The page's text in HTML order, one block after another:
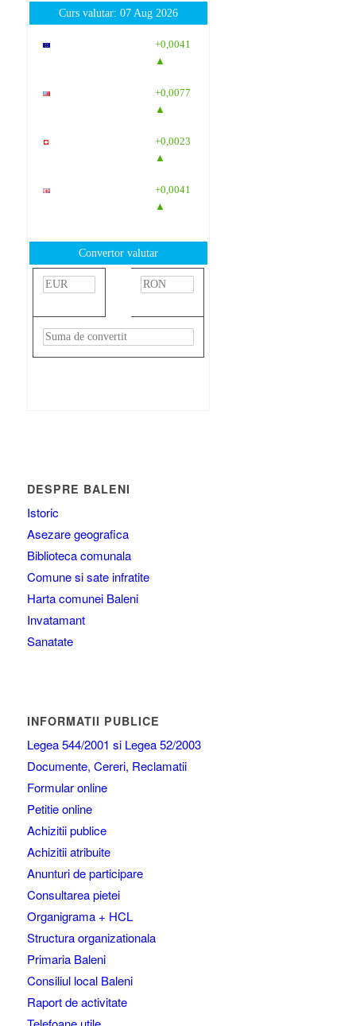
Curs valutar: 07 Aug 2026
+0,0041
▲
+0,0077
▲
+0,0023
▲
+0,0041
▲
Convertor valutar
DESPRE BALENI
Istoric
Asezare geografica
Biblioteca comunala
Comune si sate infratite
Harta comunei Baleni
Invatamant
Sanatate
INFORMATII PUBLICE
Legea 544/2001 si Legea 52/2003
Documente, Cereri, Reclamatii
Formular online
Petitie online
Achizitii publice
Achizitii atribuite
Anunturi de participare
Consultarea pietei
Organigrama + HCL
Structura organizationala
Primaria Baleni
Consiliul local Baleni
Raport de activitate